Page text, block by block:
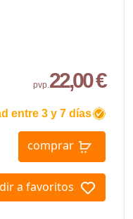
pvp.22,00 €
entre 3 y 7 días
comprar
a favoritos